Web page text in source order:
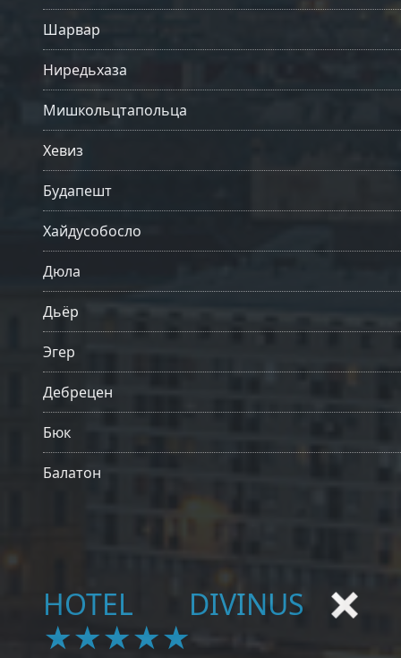
Шарвар
Ниредьхаза
Мишкольцтапольца
Хевиз
Будапешт
Хайдусобосло
Дюла
Дьёр
Эгер
Дебрецен
Бюк
Балатон
HOTEL DIVINUS
★★★★★